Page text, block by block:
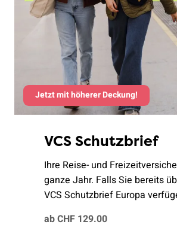
Jetzt mit höherer Deckung!
VCS Schutzbrief
Ihre Reise- und
ganze Jahr. Falls Sie bereits
VCS Schutzbrief Europa
Ihnen der bereits bezahlte
ab CHF 129.00